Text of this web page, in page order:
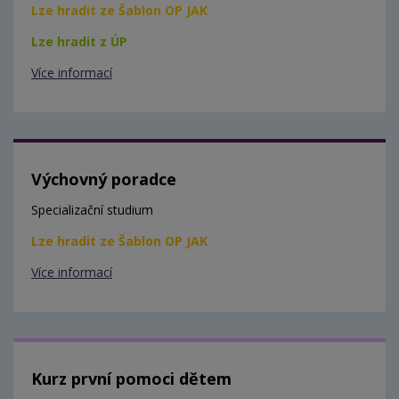
Lze hradit ze Šablon OP JAK
Lze hradit z ÚP
Více informací
Výchovný poradce
Specializační studium
Lze hradit ze Šablon OP JAK
Více informací
Kurz první pomoci dětem